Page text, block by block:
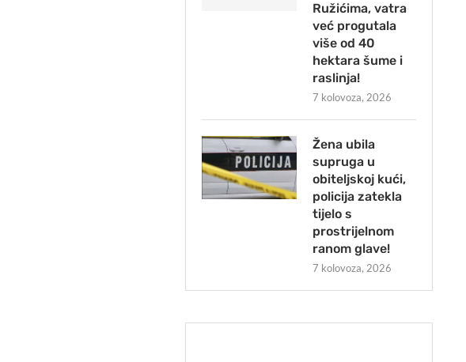
Ružićima, vatra
već progutala
više od 40
hektara šume i
raslinja!
7 kolovoza, 2026
Žena ubila
supruga u
obiteljskoj kući,
policija zatekla
tijelo s
prostrijelnom
ranom glave!
7 kolovoza, 2026